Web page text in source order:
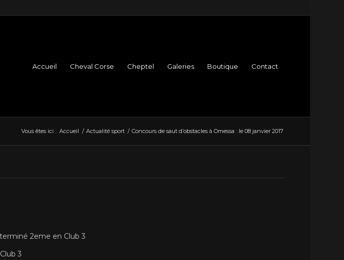
Accueil Cheval Corse Cheptel Galeries Boutique Contact
Vous êtes ici : Accueil / Actualité sport / Concours de saut d’obstacles à Omessa : le 08 janvier 2017
2eme en Club 3
3